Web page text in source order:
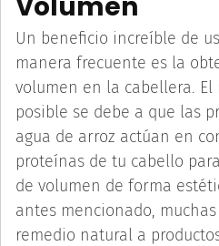
Un beneficio increíble de
manera frecuente es la
volumen en la cabellera.
posible se debe a que las
agua de arroz actúan en
proteínas de tu cabello
de volumen de forma
antes mencionado,
remedio natural a